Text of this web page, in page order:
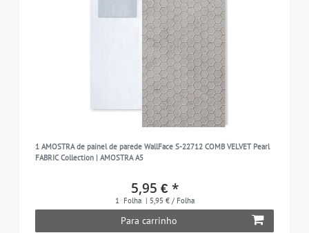
1 AMOSTRA de painel de parede WallFace S-22712 COMB VELVET Pearl
FABRIC Collection | AMOSTRA A5
5,95 € *
1 Folha | 5,95 € / Folha
Para carrinho